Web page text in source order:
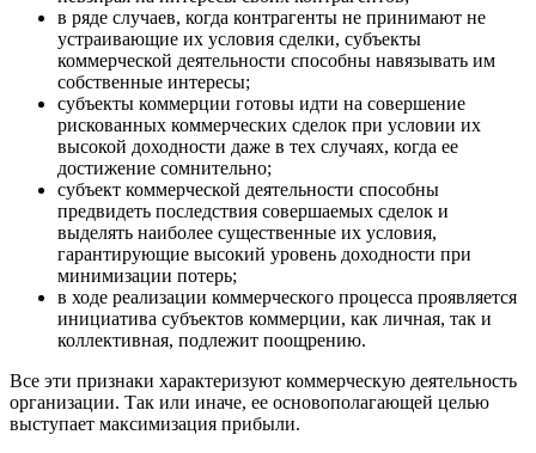
в ряде случаев, когда контрагенты не принимают не
устраивающие их условия сделки, субъекты
коммерческой деятельности способны навязывать им
собственные интересы;
субъекты коммерции готовы идти на совершение
рискованных коммерческих сделок при условии их
высокой доходности даже в тех случаях, когда ее
достижение сомнительно;
субъект коммерческой деятельности способны
предвидеть последствия совершаемых сделок и
выделять наиболее существенные их условия,
гарантирующие высокий уровень доходности при
минимизации потерь;
в ходе реализации коммерческого процесса проявляется
инициатива субъектов коммерции, как личная, так и
коллективная, подлежит поощрению.
Все эти признаки характеризуют коммерческую деятельность
организации. Так или иначе, ее основополагающей целью
выступает максимизация прибыли.